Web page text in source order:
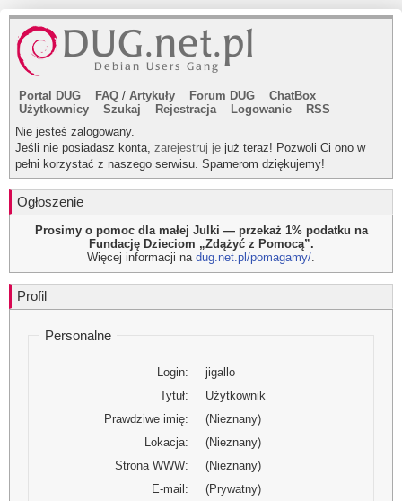
Portal DUG FAQ / Artykuły Forum DUG
ChatBox
Użytkownicy
Szukaj Rejestracja Logowanie
RSS
Nie jesteś zalogowany.
Jeśli nie posiadasz konta, zarejestruj je już teraz! Pozwoli Ci ono w
pełni korzystać z naszego serwisu. Spamerom dziękujemy!
Ogłoszenie
Prosimy o pomoc dla małej Julki — przekaż 1% podatku na
Fundację Dzieciom „Zdążyć z Pomocą”.
Więcej informacji na dug.net.pl/pomagamy/.
Profil
Personalne
Login:
jigallo
Tytuł:
Użytkownik
Prawdziwe imię:
(Nieznany)
Lokacja:
(Nieznany)
Strona WWW:
(Nieznany)
E-mail:
(Prywatny)